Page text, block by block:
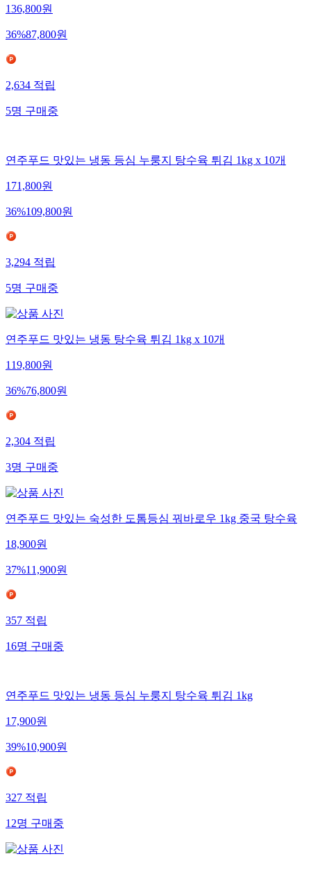
136,800원
36%87,800원
2,634적립
5명구매중
연주푸드 맛있는 냉동 등심 누룽지 탕수육 튀김 1kg x 10개
171,800원
36%109,800원
3,294적립
5명구매중
연주푸드 맛있는 냉동 탕수육 튀김 1kg x 10개
119,800원
36%76,800원
2,304적립
3명구매중
연주푸드 맛있는 숙성한 도톰등심 꿔바로우 1kg 중국 탕수육
18,900원
37%11,900원
357적립
16명구매중
연주푸드 맛있는 냉동 등심 누룽지 탕수육 튀김 1kg
17,900원
39%10,900원
327적립
12명구매중